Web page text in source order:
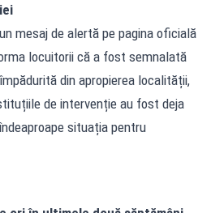
mesaj de alertă pe pagina oficială
locuitorii că a fost semnalată
din apropierea localității,
de intervenție au fost deja
situația pentru